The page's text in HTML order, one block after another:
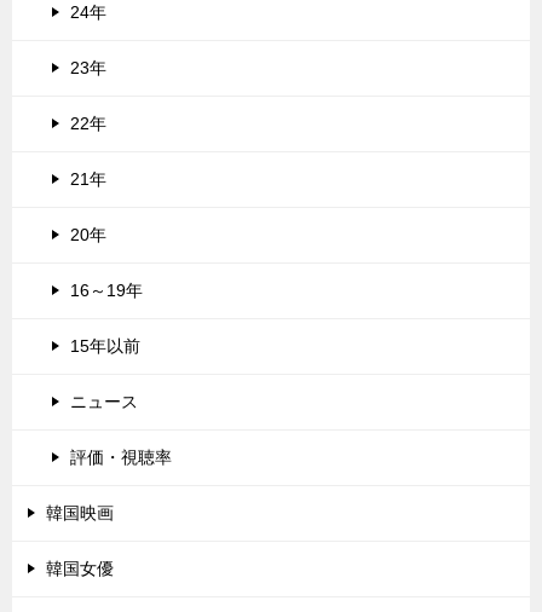
24年
23年
22年
21年
20年
16～19年
15年以前
ニュース
評価・視聴率
韓国映画
韓国女優